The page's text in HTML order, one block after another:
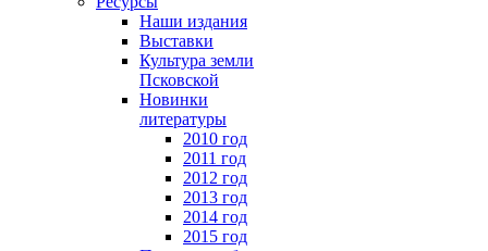
Наши издания
Выставки
Культура земли
Псковской
Новинки
литературы
2010 год
2011 год
2012 год
2013 год
2014 год
2015 год